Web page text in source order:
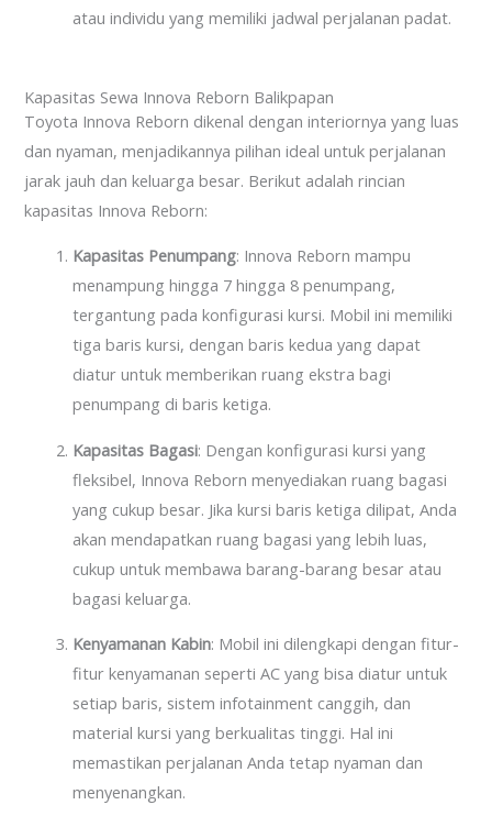
atau individu yang memiliki jadwal perjalanan padat.
Kapasitas Sewa Innova Reborn Balikpapan
Toyota Innova Reborn dikenal dengan interiornya yang luas
dan nyaman, menjadikannya pilihan ideal untuk perjalanan
jarak jauh dan keluarga besar. Berikut adalah rincian
kapasitas Innova Reborn:
Kapasitas Penumpang: Innova Reborn mampu
menampung hingga 7 hingga 8 penumpang,
tergantung pada konfigurasi kursi. Mobil ini memiliki
tiga baris kursi, dengan baris kedua yang dapat
diatur untuk memberikan ruang ekstra bagi
penumpang di baris ketiga.
Kapasitas Bagasi: Dengan konfigurasi kursi yang
fleksibel, Innova Reborn menyediakan ruang bagasi
yang cukup besar. Jika kursi baris ketiga dilipat, Anda
akan mendapatkan ruang bagasi yang lebih luas,
cukup untuk membawa barang-barang besar atau
bagasi keluarga.
Kenyamanan Kabin: Mobil ini dilengkapi dengan fitur-
fitur kenyamanan seperti AC yang bisa diatur untuk
setiap baris, sistem infotainment canggih, dan
material kursi yang berkualitas tinggi. Hal ini
memastikan perjalanan Anda tetap nyaman dan
menyenangkan.